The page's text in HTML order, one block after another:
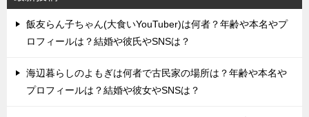
飯友らん子ちゃん(大食いYouTuber)は何者？年齢や本名やプ
ロフィールは？結婚や彼氏やSNSは？
海辺暮らしのよもぎは何者で古民家の場所は？年齢や本名や
プロフィールは？結婚や彼女やSNSは？